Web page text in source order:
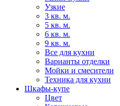
Узкие
3 кв. м.
5 кв. м.
6 кв. м.
9 кв. м.
Все для кухни
Варианты отделки
Мойки и смесители
Техника для кухни
Шкафы-купе
Цвет